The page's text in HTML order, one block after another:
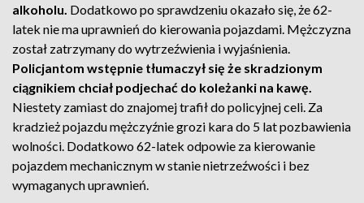
alkoholu. Dodatkowo po sprawdzeniu okazało się, że 62-
latek nie ma uprawnień do kierowania pojazdami. Mężczyzna
został zatrzymany do wytrzeźwienia i wyjaśnienia.
Policjantom wstępnie tłumaczył się że skradzionym
ciągnikiem chciał podjechać do koleżanki na kawę.
Niestety zamiast do znajomej trafił do policyjnej celi. Za
kradzież pojazdu mężczyźnie grozi kara do 5 lat pozbawienia
wolności. Dodatkowo 62-latek odpowie za kierowanie
pojazdem mechanicznym w stanie nietrzeźwości i bez
wymaganych uprawnień.